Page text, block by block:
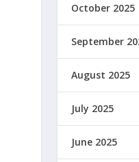
October 2025
September
August 2025
July 2025
June 2025